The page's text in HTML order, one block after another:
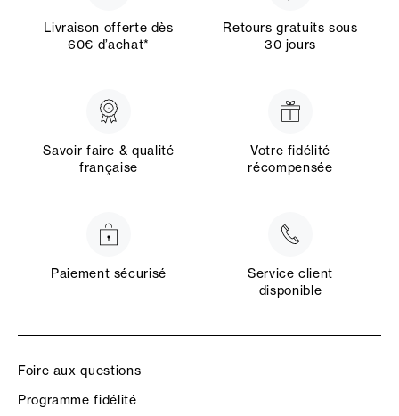
Livraison offerte dès
60€ d’achat*
Retours gratuits sous
30 jours
Savoir faire & qualité
française
Votre fidélité
récompensée
Paiement sécurisé
Service client
disponible
Foire aux questions
Programme fidélité